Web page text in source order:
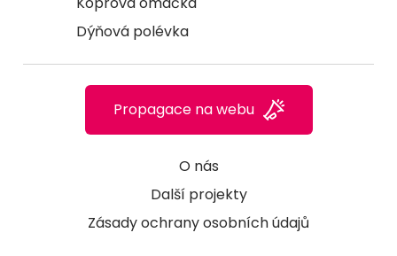
Dýňová polévka
O nás
Další projekty
Zásady ochrany osobních údajů
Propagace na webu